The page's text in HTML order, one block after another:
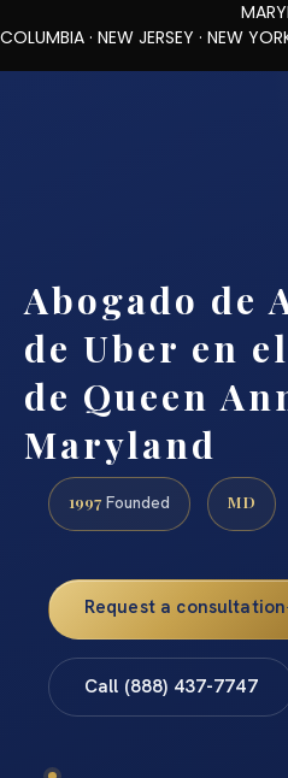
MARYLAND ·
COLUMBIA · NEW JERSEY · NEW
Abogado de
de Uber en
de Queen
Maryland
1997 Founded MD
Request a consultation
Call (888) 437-7747